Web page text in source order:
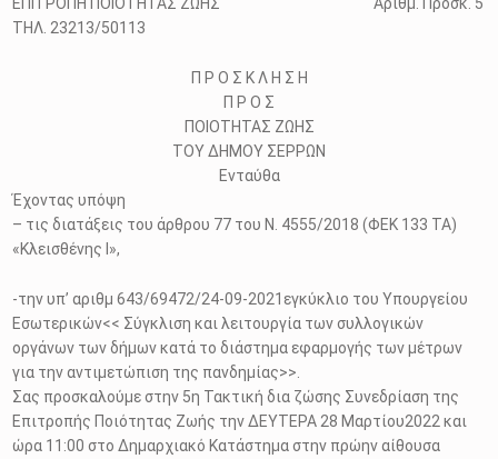
ΕΠΙΤΡΟΠΗ ΠΟΙΟΤΗΤΑΣ ΖΩΗΣ Αριθμ. Προσκ. 5
ΤΗΛ. 23213/50113
Π Ρ Ο Σ Κ Λ Η Σ Η
Π Ρ Ο Σ
ΠΟΙΟΤΗΤΑΣ ΖΩΗΣ
ΤΟΥ ΔΗΜΟΥ ΣΕΡΡΩΝ
Ενταύθα
Έχοντας υπόψη
– τις διατάξεις του άρθρου 77 του Ν. 4555/2018 (ΦΕΚ 133 ΤΑ)
«Κλεισθένης Ι»,
-την υπ’ αριθμ 643/69472/24-09-2021εγκύκλιο του Υπουργείου
Εσωτερικών<< Σύγκλιση και λειτουργία των συλλογικών
οργάνων των δήμων κατά το διάστημα εφαρμογής των μέτρων
για την αντιμετώπιση της πανδημίας>>.
Σας προσκαλούμε στην 5η Τακτική δια ζώσης Συνεδρίαση της
Επιτροπής Ποιότητας Ζωής την ΔΕΥΤΕΡΑ 28 Μαρτίου2022 και
ώρα 11:00 στο Δημαρχιακό Κατάστημα στην πρώην αίθουσα